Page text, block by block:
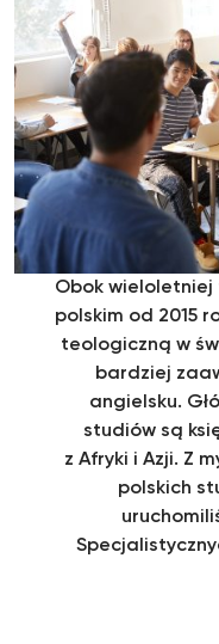
Obok wieloletniej
polskim od 2015
teologiczną w
bardziej
angielsku.
studiów są
z Afryki i Azji. Z
polskich